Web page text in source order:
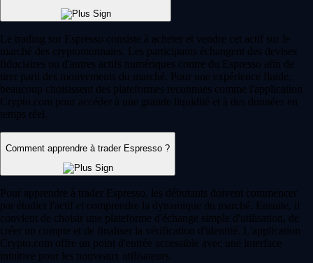
Le trading sur Espresso consiste à acheter et vendre cet actif sur le
marché des cryptomonnaies. Les participants échangent des devises
fiduciaires ou d'autres actifs numériques contre du Espresso afin de
tirer parti des mouvements du marché. Pour une expérience fluide,
beaucoup choisissent des plateformes reconnues comme l'application
Crypto.com pour accéder à une grande liquidité et à des données en
temps réel.
Comment apprendre à trader Espresso ?
Pour apprendre à trader Espresso, les débutants doivent commencer
par étudier l'actif et comprendre la dynamique du marché. Ensuite, il
convient de choisir une plateforme d'échange simple d'utilisation, de
créer un compte et de finaliser la vérification d'identité. L'application
Crypto.com offre un point d'entrée accessible avec une interface
intuitive pour les nouveaux utilisateurs.